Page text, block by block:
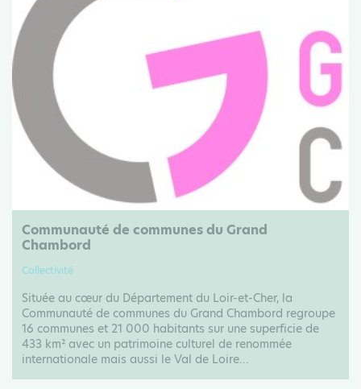
Communauté de communes du Grand
Chambord
Collectivité
Située au cœur du Département du Loir-et-Cher, la
Communauté de communes du Grand Chambord regroupe
16 communes et 21 000 habitants sur une superficie de
433 km² avec un patrimoine culturel de renommée
internationale mais aussi le Val de Loire...